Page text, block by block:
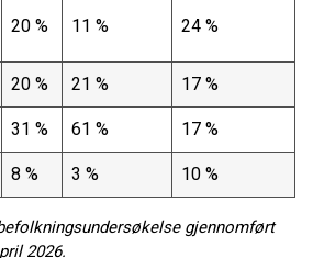
20 % 11 % 24 %
20 % 21 % 17 %
31 % 61 % 17 %
8 % 3 % 10 %
gjennomført
2026.